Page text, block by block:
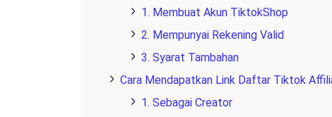
1. Membuat Akun TiktokShop
2. Mempunyai Rekening Valid
3. Syarat Tambahan
Cara Mendapatkan Link Daftar Tiktok
1. Sebagai Creator